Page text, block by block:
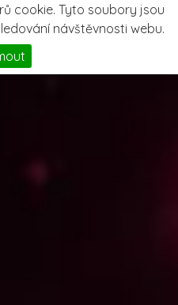
cookie. Tyto soubory jsou
návštěvnosti webu.